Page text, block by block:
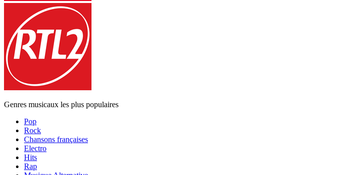
Genres musicaux les plus populaires
Pop
Rock
Chansons françaises
Electro
Hits
Rap